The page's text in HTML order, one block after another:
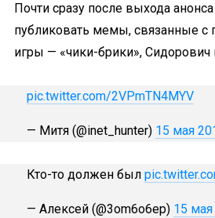
Почти сразу после выхода
публиковать мемы, связанные с
игры — «чики-брики», Сидорович
pic.twitter.com/2VPmTN4MYV
— Митя (@inet_hunter) 15 мая
Кто-то должен был
— Алексей (@3om6o6ep) 15 мая